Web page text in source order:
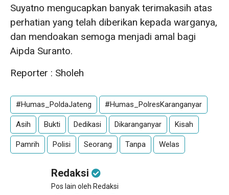
Suyatno mengucapkan banyak terimakasih atas
perhatian yang telah diberikan kepada warganya,
dan mendoakan semoga menjadi amal bagi
Aipda Suranto.
Reporter : Sholeh
#Humas_PoldaJateng #Humas_PolresKaranganyar
Asih Bukti Dedikasi Dikaranganyar Kisah
Pamrih Polisi Seorang Tanpa Welas
Redaksi
Pos lain oleh Redaksi